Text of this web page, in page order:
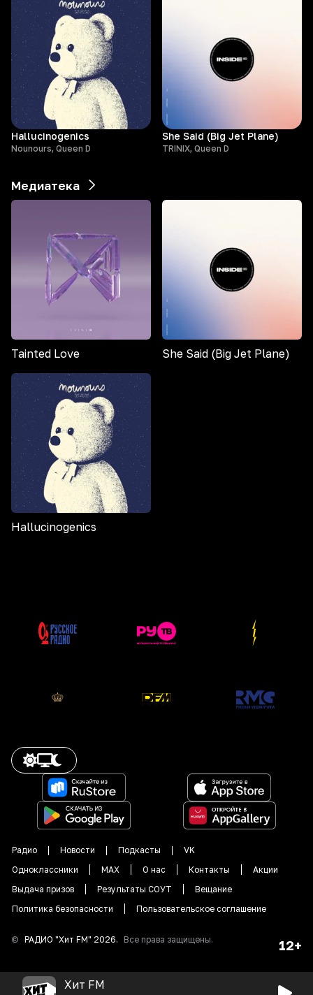
Hallucinogenics
Nounours, Queen D
She Said (Big Jet Plane)
TRINIX, Queen D
Медиатека
Tainted Love She Said (Big Jet Plane)
Hallucinogenics
Радио Новости Подкасты
VK
Одноклассники
MAX О нас Контакты
Акции
Выдача призов
Результаты СОУТ
Вещание
Политика безопасности
Пользовательское соглашение
© РАДИО "Хит FM" 2026. Все права защищены. 12+
Хит FM